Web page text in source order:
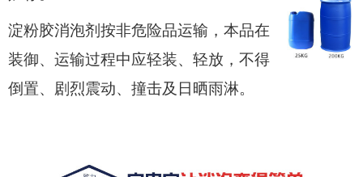
淀粉胶消泡剂按非危险品运输，本品在
装御、运输过程中应轻装、轻放，不得
倒置、剧烈震动、撞击及日晒雨淋。